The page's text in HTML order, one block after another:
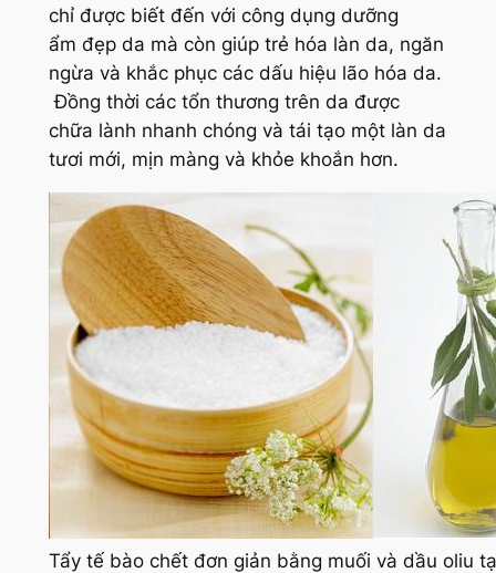
chỉ được biết đến với công dụng dưỡng
ẩm đẹp da mà còn giúp trẻ hóa làn da, ngăn
ngừa và khắc phục các dấu hiệu lão hóa da.
Đồng thời các tổn thương trên da được
chữa lành nhanh chóng và tái tạo một làn da
tươi mới, mịn màng và khỏe khoắn hơn.
Tẩy tế bào chết đơn giản bằng muối và dầu oliu